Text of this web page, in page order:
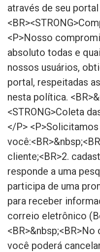
através de seu
<P>Nosso
absoluto todas e
nossos usuários,
portal, respeitadas
nesta política.
<STRONG>Coleta
</P>
cliente;<BR>2.
responde a uma
participa de uma
para receber
correio eletrônico
você poderá